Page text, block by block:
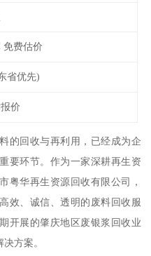
免费估价
省优先)
价
的回收与再利用，已经成为企
要环节。作为一家深耕再生资
粤华再生资源回收有限公司，
效、诚信、透明的废料回收服
开展的肇庆地区废银浆回收业
方案。